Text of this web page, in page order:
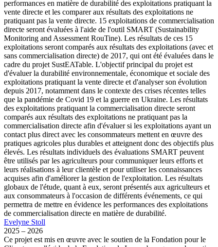
performances en matière de durabilité des exploitations pratiquant la
vente directe et les comparer aux résultats des exploitations ne
pratiquant pas la vente directe. 15 exploitations de commercialisation
directe seront évaluées à l'aide de l'outil SMART (Sustainability
Monitoring and Assessment RouTine). Les résultats de ces 15
exploitations seront comparés aux résultats des exploitations (avec et
sans commercialisation directe) de 2017, qui ont été évaluées dans le
cadre du projet SustEATable. L'objectif principal du projet est
d'évaluer la durabilité environnementale, économique et sociale des
exploitations pratiquant la vente directe et d'analyser son évolution
depuis 2017, notamment dans le contexte des crises récentes telles
que la pandémie de Covid 19 et la guerre en Ukraine. Les résultats
des exploitations pratiquant la commercialisation directe seront
comparés aux résultats des exploitations ne pratiquant pas la
commercialisation directe afin d'évaluer si les exploitations ayant un
contact plus direct avec les consommateurs mettent en œuvre des
pratiques agricoles plus durables et atteignent donc des objectifs plus
élevés. Les résultats individuels des évaluations SMART peuvent
être utilisés par les agriculteurs pour communiquer leurs efforts et
leurs réalisations à leur clientèle et pour utiliser les connaissances
acquises afin d'améliorer la gestion de l'exploitation. Les résultats
globaux de l'étude, quant à eux, seront présentés aux agriculteurs et
aux consommateurs à l'occasion de différents événements, ce qui
permettra de mettre en évidence les performances des exploitations
de commercialisation directe en matière de durabilité.
Evelyne Stoll
2025 – 2026
Ce projet est mis en œuvre avec le soutien de la Fondation pour le